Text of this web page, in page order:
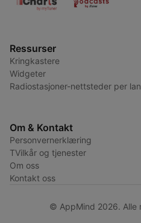
Ressurser
Kringkastere
Widgeter
Radiostasjoner-nettsteder per
Om & Kontakt
Personvernerklæring
TVilkår og tjenester
Om oss
Kontakt oss
© AppMind 2026. Alle